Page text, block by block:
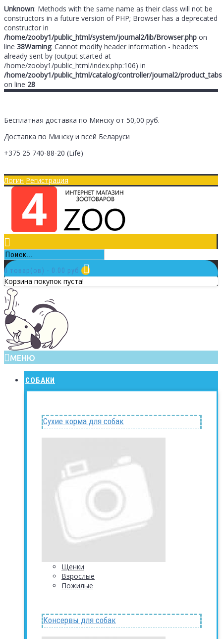
Unknown: Methods with the same name as their class will not be
constructors in a future version of PHP; Browser has a deprecated
constructor in
/home/zooby1/public_html/system/journal2/lib/Browser.php on
line 38Warning: Cannot modify header information - headers
already sent by (output started at
/home/zooby1/public_html/index.php:106) in
/home/zooby1/public_html/catalog/controller/journal2/
on line 28
Бесплатная доставка по Минску от 50,00 руб.
Доставка по Минску и всей Беларуси
+375 25 740-88-20 (Life)
Логин Регистрация
0 товар(ов) - 0.00 руб.
Корзина покупок пуста!
МЕНЮ
СОБАКИ
Сухие корма для собак
Щенки
Взрослые
Пожилые
Консервы для собак